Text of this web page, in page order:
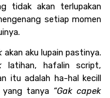
tidak akan terlupakan
setiap momen
akan aku lupain pastinya.
latihan, hafalin script,
itu adalah ha-hal kecill
yang tanya “Gak capek